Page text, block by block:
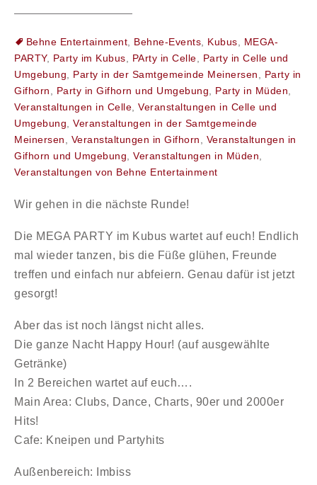
Behne Entertainment Behne-Events Kubus
MEGA-
PARTY, Party im Kubus PArty in Celle
Party in Celle und
Umgebung
Party in der Samtgemeinde Meinersen
Party in
Gifhorn
Party in Gifhorn und Umgebung Party in Müden
Veranstaltungen in Celle Veranstaltungen in Celle und
Umgebung
Veranstaltungen in der Samtgemeinde
Meinersen
Veranstaltungen in Gifhorn
Veranstaltungen in
Gifhorn und Umgebung
Veranstaltungen in Müden
Veranstaltungen von Behne Entertainment
Wir gehen in die nächste Runde!
Die MEGA PARTY im Kubus wartet auf euch! Endlich
mal wieder tanzen, bis die Füße glühen, Freunde
treffen und einfach nur abfeiern. Genau dafür ist jetzt
gesorgt!
Aber das ist noch längst nicht alles.
Die ganze Nacht Happy Hour! (auf ausgewählte
Getränke)
In 2 Bereichen wartet auf euch….
Main Area: Clubs, Dance, Charts, 90er und 2000er
Hits!
Cafe: Kneipen und Partyhits
Außenbereich: Imbiss